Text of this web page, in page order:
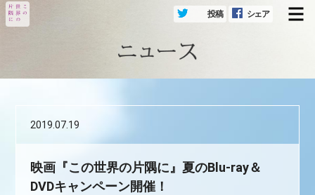
投稿 シェア
2019.07.19
映画『この世界の片隅に』夏のBlu-ray＆
DVDキャンペーン開催！